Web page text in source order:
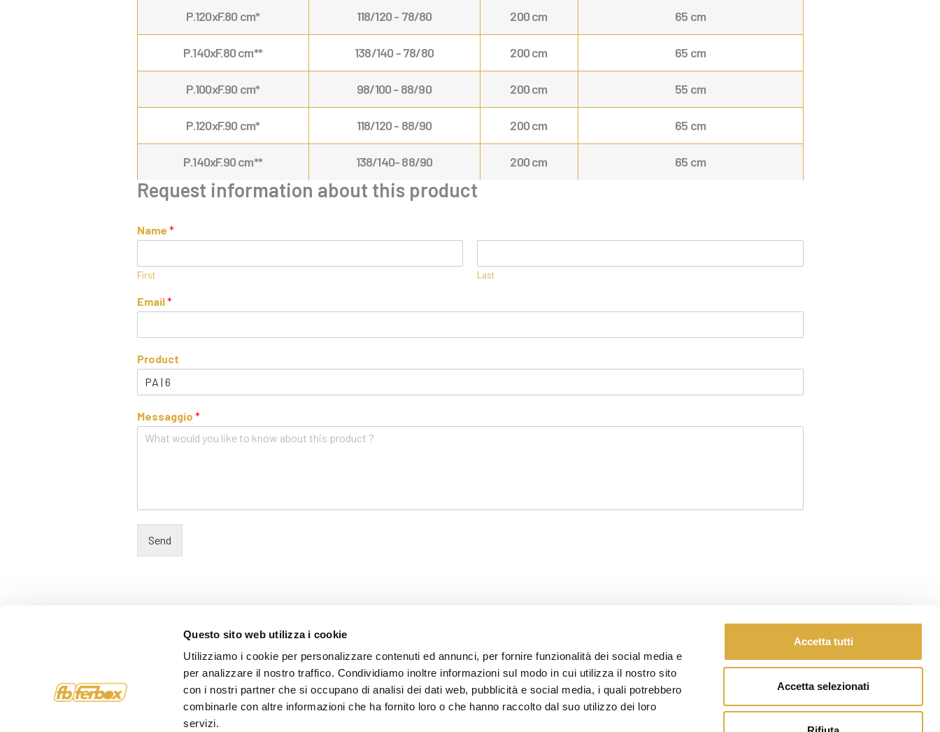
Questo sito web utilizza i cookie
Utilizziamo i cookie per personalizzare contenuti ed annunci, per fornire funzionalità dei social media e
per analizzare il nostro traffico. Condividiamo inoltre informazioni sul modo in cui utilizza il nostro sito
con i nostri partner che si occupano di analisi dei dati web, pubblicità e social media, i quali potrebbero
combinarle con altre informazioni che ha fornito loro o che hanno raccolto dal suo utilizzo dei loro
servizi.
Accetta tutti
Accetta selezionati
P.120xF.80 cm* 118/120 - 78/80 200 cm 65 cm
P.140xF.80 cm** 138/140 - 78/80 200 cm 65 cm
P.100xF.90 cm* 98/100 - 88/90 200 cm 55 cm
P.120xF.90 cm* 118/120 - 88/90 200 cm 65 cm
P.140xF.90 cm** 138/140- 88/90 200 cm 65 cm
Request information about this product
Name *
First Last
Email*
Product
Messaggio *
Send
Info
COMPANY
Products
SHOWER ENCLOSURES
Legal Note
PRIVACY POLICY